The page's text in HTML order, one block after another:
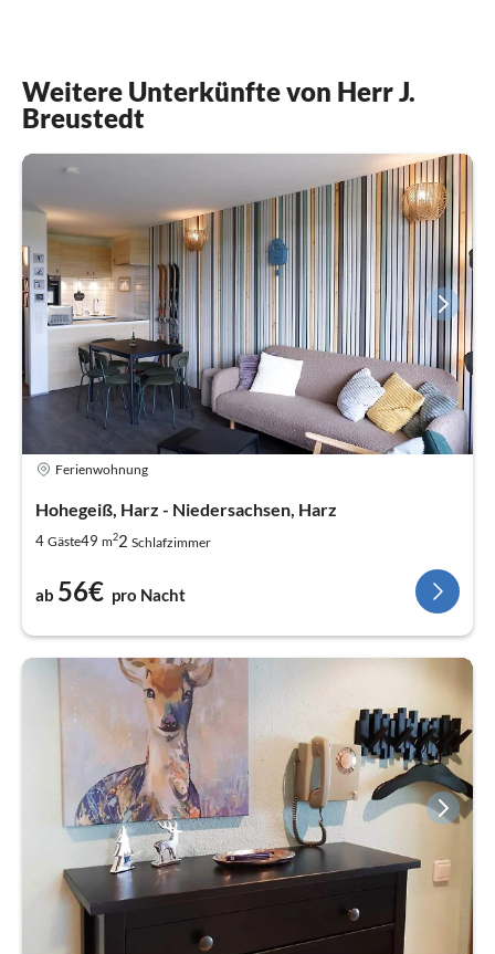
Weitere Unterkünfte von Herr J.
Breustedt
Ferienwohnung
Hohegeiß, Harz - Niedersachsen, Harz
4 Gäste49 m22 Schlafzimmer
ab 56€ pro Nacht